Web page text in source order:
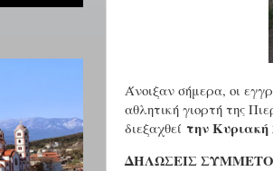
Άνοιξαν σήμερα, οι
αθλητική γιορτή της
διεξαχθεί την Κυριακή
ΔΗΛΩΣΕΙΣ